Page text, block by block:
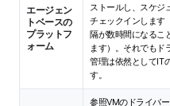
エージェン
トベースの
プラットフ
ォーム
ストールし、スケジ
チェックインします
隔が数時間になるこ
ます）。それでもド
管理は依然としてIT
す。
参照VMのドライバ